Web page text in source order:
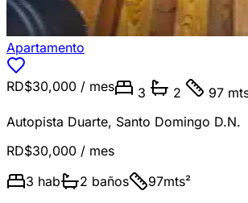
Apartamento
RD$30,000 / mes 3 2
97
Autopista Duarte, Santo Domingo D.N.
RD$30,000 / mes
3 hab 2 baños 97mts²